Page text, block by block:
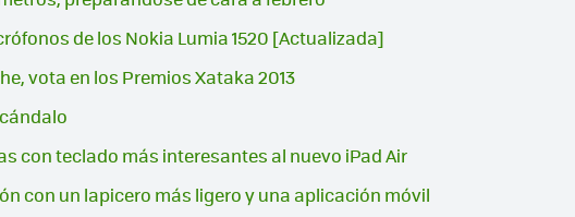
de los Nokia Lumia 1520 [Actualizada]
vota en los Premios Xataka 2013
con teclado más interesantes al nuevo iPad Air
con un lapicero más ligero y una aplicación móvil